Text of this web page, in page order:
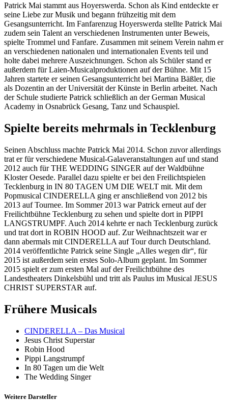
Patrick Mai stammt aus Hoyerswerda. Schon als Kind entdeckte er
seine Liebe zur Musik und begann frühzeitig mit dem
Gesangsunterricht. Im Fanfarenzug Hoyerswerda stellte Patrick Mai
zudem sein Talent an verschiedenen Instrumenten unter Beweis,
spielte Trommel und Fanfare. Zusammen mit seinem Verein nahm er
an verschiedenen nationalen und internationalen Events teil und
holte dabei mehrere Auszeichnungen. Schon als Schüler stand er
außerdem für Laien-Musicalproduktionen auf der Bühne. Mit 15
Jahren startete er seinen Gesangsunterricht bei Martina Bäßler, die
als Dozentin an der Universität der Künste in Berlin arbeitet. Nach
der Schule studierte Patrick schließlich an der German Musical
Academy in Osnabrück Gesang, Tanz und Schauspiel.
Spielte bereits mehrmals in Tecklenburg
Seinen Abschluss machte Patrick Mai 2014. Schon zuvor allerdings
trat er für verschiedene Musical-Galaveranstaltungen auf und stand
2012 auch für THE WEDDING SINGER auf der Waldbühne
Kloster Oesede. Parallel dazu spielte er bei den Freilichtspielen
Tecklenburg in IN 80 TAGEN UM DIE WELT mit. Mit dem
Popmusical CINDERELLA ging er anschließend von 2012 bis
2013 auf Tournee. Im Sommer 2013 war Patrick erneut auf der
Freilichtbühne Tecklenburg zu sehen und spielte dort in PIPPI
LANGSTRUMPF. Auch 2014 kehrte er nach Tecklenburg zurück
und trat dort in ROBIN HOOD auf. Zur Weihnachtszeit war er
dann abermals mit CINDERELLA auf Tour durch Deutschland.
2014 veröffentlichte Patrick seine Single „Alles wegen dir“, für
2015 ist außerdem sein erstes Solo-Album geplant. Im Sommer
2015 spielt er zum ersten Mal auf der Freilichtbühne des
Landestheaters Dinkelsbühl und tritt als Paulus im Musical JESUS
CHRIST SUPERSTAR auf.
Frühere Musicals
CINDERELLA – Das Musical
Jesus Christ Superstar
Robin Hood
Pippi Langstrumpf
In 80 Tagen um die Welt
The Wedding Singer
Weitere Darsteller